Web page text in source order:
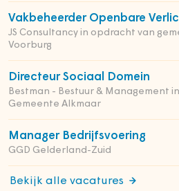
Vakbeheerder Openbare
JS Consultancy in opdracht van
Voorburg
Directeur Sociaal Domein
Bestman - Bestuur & Management
Gemeente Alkmaar
Manager Bedrijfsvoering
GGD Gelderland-Zuid
Bekijk alle vacatures